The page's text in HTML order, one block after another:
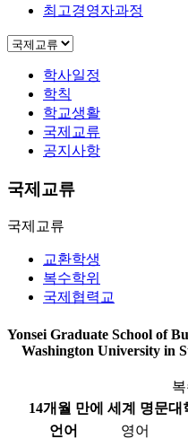
최고경영자과정
학사일정
학칙
학교생활
국제교류
공지사항
국제교류
국제교류
교환학생
복수학위
국제협력교
Yonsei Graduate School of
Washington University in
14개월 만에 세계 명문
언어
영어